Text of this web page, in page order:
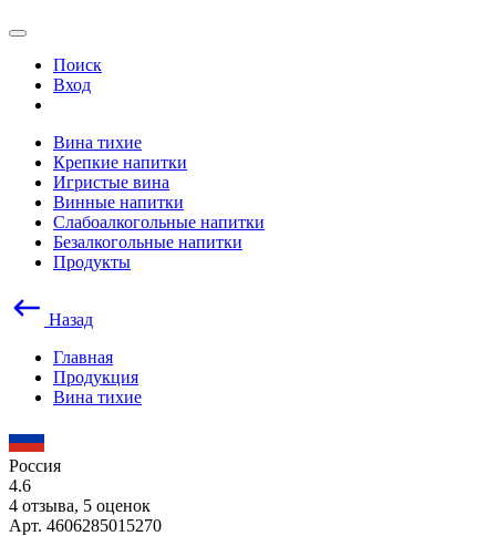
Поиск
Вход
Вина тихие
Крепкие напитки
Игристые вина
Винные напитки
Слабоалкогольные напитки
Безалкогольные напитки
Продукты
Назад
Главная
Продукция
Вина тихие
Россия
4.6
4 отзыва, 5 оценок
Арт. 4606285015270